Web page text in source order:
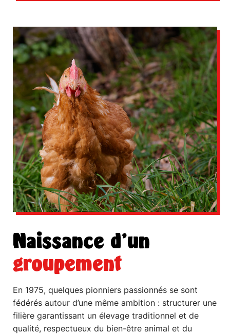
Naissance d’un
groupement
En 1975, quelques pionniers passionnés se sont
fédérés autour d’une même ambition : structurer une
filière garantissant un élevage traditionnel et de
qualité, respectueux du bien-être animal et du